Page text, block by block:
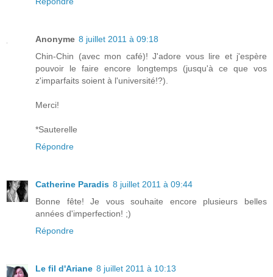
Anonyme 8 juillet 2011 à 09:18
Chin-Chin (avec mon café)! J'adore vous lire et j'espère
pouvoir le faire encore longtemps (jusqu'à ce que vos
z'imparfaits soient à l'université!?).
Merci!
*Sauterelle
Répondre
Catherine Paradis 8 juillet 2011 à 09:44
Bonne fête! Je vous souhaite encore plusieurs belles
années d'imperfection! ;)
Répondre
Le fil d'Ariane 8 juillet 2011 à 10:13